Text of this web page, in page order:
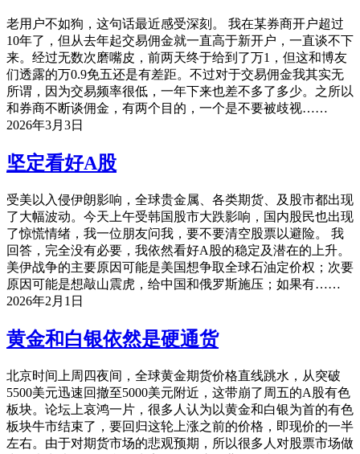
老用户不如狗，这句话最近感受深刻。 我在某券商开户超过
10年了，但从去年起交易佣金就一直高于新开户，一直谈不下
来。经过无数次磨嘴皮，前两天终于给到了万1，但这和博友
们透露的万0.9免五还是有差距。不过对于交易佣金我其实无
所谓，因为交易频率很低，一年下来也差不多了多少。之所以
和券商不断谈佣金，有两个目的，一个是不要被歧视……
2026年3月3日
坚定看好A股
受美以入侵伊朗影响，全球贵金属、各类期货、及股市都出现
了大幅波动。今天上午受韩国股市大跌影响，国内股民也出现
了惊慌情绪，我一位朋友问我，要不要清空股票以避险。 我
回答，完全没有必要，我依然看好A股的稳定及潜在的上升。
美伊战争的主要原因可能是美国想争取全球石油定价权；次要
原因可能是想敲山震虎，给中国和俄罗斯施压；如果有……
2026年2月1日
黄金和白银依然是硬通货
北京时间上周四夜间，全球黄金期货价格直线跳水，从突破
5500美元迅速回撤至5000美元附近，这带崩了周五的A股有色
板块。论坛上哀鸿一片，很多人认为以黄金和白银为首的有色
板块牛市结束了，要回归这轮上涨之前的价格，即现价的一半
左右。由于对期货市场的悲观预期，所以很多人对股票市场做